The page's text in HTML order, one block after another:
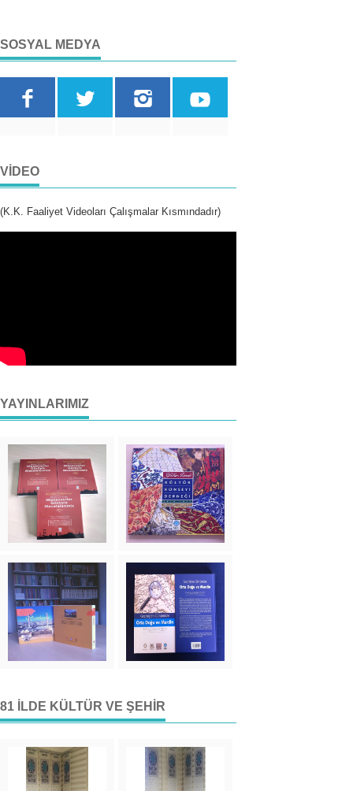
SOSYAL MEDYA
VIDEO
(K.K. Faaliyet Videoları Çalışmalar Kısmındadır)
YAYINLARIMIZ
81 İLDE KÜLTÜR VE ŞEHIR